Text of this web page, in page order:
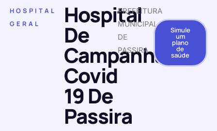
HOSPITAL
GERAL
Hospital
De
Campanha
Covid
19 De
Passira
PREFEITURA
MUNICIPAL
DE
PASSIRA
Simule
um
plano
de
saúde